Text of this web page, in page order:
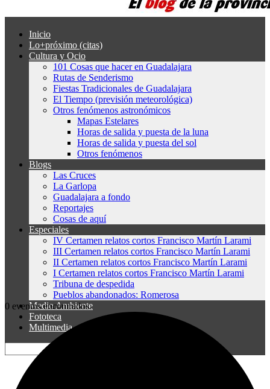
Inicio
Lo+próximo (citas)
Cultura y Ocio
101 Cosas que hacer en Guadalajara
Rutas de Senderismo
Fiestas Tradicionales de Guadalajara
El Tiempo (previsión meteorológica)
Otros fenómenos astronómicos
Mapas Estelares
Horas de salida y puesta de la luna
Horas de salida y puesta del sol
Otros fenómenos
Blogs
Las Cruces
La Garlopa
Guadalajara a fondo
Reportajes
Cosas de aquí
Especiales
IV Certamen relatos cortos Francisco Martín Larami
III Certamen relatos cortos Francisco Martín Larami
II Certamen relatos cortos Francisco Martín Larami
I Certamen relatos cortos Francisco Martín Larami
Tribuna de despedida
Pueblos abandonados: Romerosa
Medio Ambiente
Fototeca
Multimedia
0 eventos encontrados.